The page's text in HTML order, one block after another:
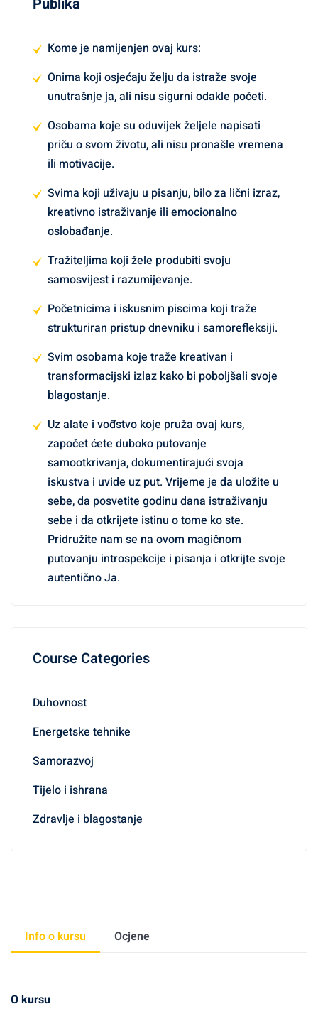
Info o kursu Ocjene
O kursu
Kome je namijenjen ovaj kurs:
Onima koji osjećaju želju da istraže svoje
unutrašnje ja, ali nisu sigurni odakle početi.
Osobama koje su oduvijek željele napisati
priču o svom životu, ali nisu pronašle vremena
ili motivacije.
Svima koji uživaju u pisanju, bilo za lični izraz,
kreativno istraživanje ili emocionalno
oslobađanje.
Tražiteljima koji žele produbiti svoju
samosvijest i razumijevanje.
Početnicima i iskusnim piscima koji traže
strukturiran pristup dnevniku i samorefleksiji.
Svim osobama koje traže kreativan i
transformacijski izlaz kako bi poboljšali svoje
blagostanje.
Uz alate i vođstvo koje pruža ovaj kurs,
započet ćete duboko putovanje
samootkrivanja, dokumentirajući svoja
iskustva i uvide uz put. Vrijeme je da uložite u
sebe, da posvetite godinu dana istraživanju
sebe i da otkrijete istinu o tome ko ste.
Pridružite nam se na ovom magičnom
putovanju introspekcije i pisanja i otkrijte svoje
autentično Ja.
Course Categories
Duhovnost
Energetske tehnike
Samorazvoj
Tijelo i ishrana
Zdravlje i blagostanje